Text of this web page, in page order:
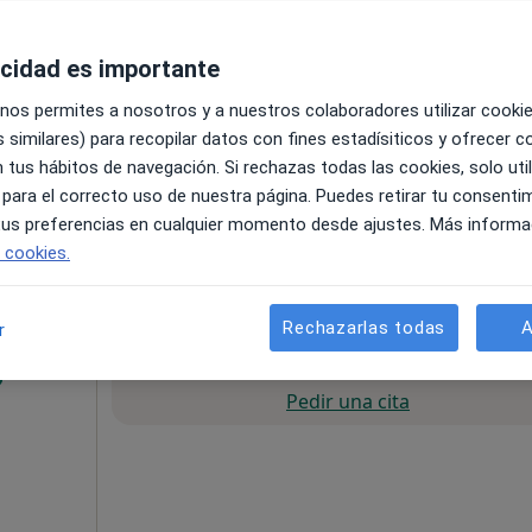
Pedir una cita
es importante
permites a nosotros y a nuestros colaboradores utilizar
similares) para recopilar datos con fines estadísiticos y ofrecer
tus hábitos de navegación. Si rechazas todas las cookies, solo
el correcto uso de nuestra página. Puedes retirar tu
preferencias en cualquier momento desde ajustes. Más
Rechazarlas todas